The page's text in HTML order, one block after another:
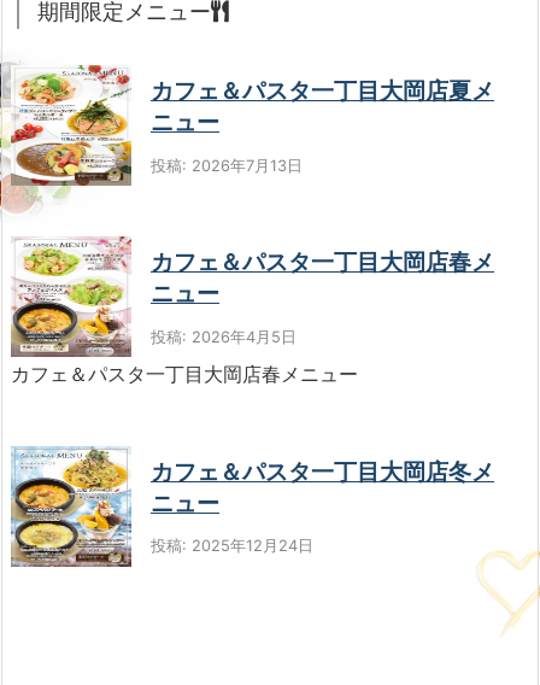
期間限定メニュー
カフェ＆パスタ一丁目大岡店夏メ
ニュー
投稿: 2026年7月13日
カフェ＆パスタ一丁目大岡店春メ
ニュー
投稿: 2026年4月5日
カフェ＆パスタ一丁目大岡店春メニュー
カフェ＆パスタ一丁目大岡店冬メ
ニュー
投稿: 2025年12月24日